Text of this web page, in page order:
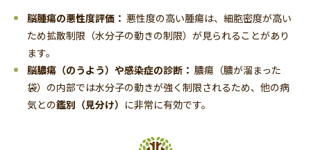
脳腫瘍の悪性度評価： 悪性度の高い腫瘍は、細胞密度が高い
ため拡散制限（水分子の動きの制限）が見られることがあり
ます。
脳膿瘍（のうよう）や感染症の診断： 膿瘍（膿が溜まった
袋）の内部では水分子の動きが強く制限されるため、他の病
気との鑑別（見分け） に非常に有効です。